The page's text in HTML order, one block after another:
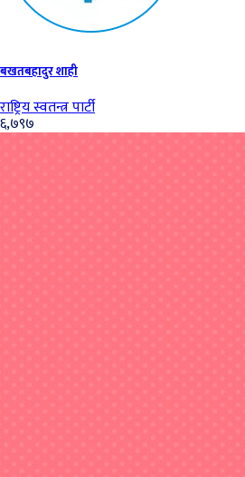
बखतबहादुर शाही
राष्ट्रिय स्वतन्त्र पार्टी
६,७९७